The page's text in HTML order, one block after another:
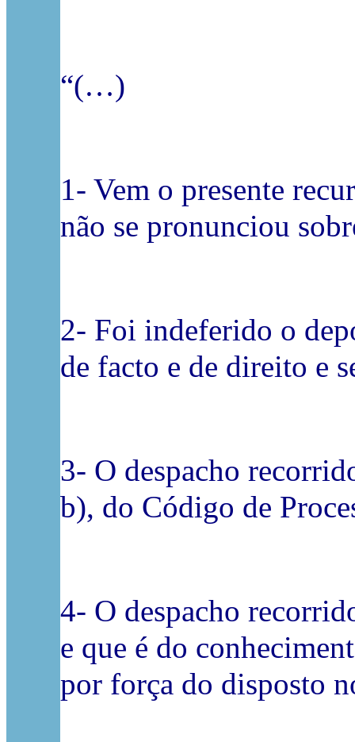
“(…)
1- Vem o presente
não se pronunciou
2- Foi indeferido o
de facto e de direito e
3- O despacho
b), do Código de
4- O despacho
e que é do
por força do disposto